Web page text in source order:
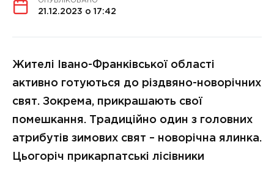
21.12.2023 о 17:42
Жителі Івано-Франківської області
активно готуються до різдвяно-новорічних
свят. Зокрема, прикрашають свої
помешкання. Традиційно один з головних
атрибутів зимових свят – новорічна ялинка.
Цьогоріч прикарпатські лісівники